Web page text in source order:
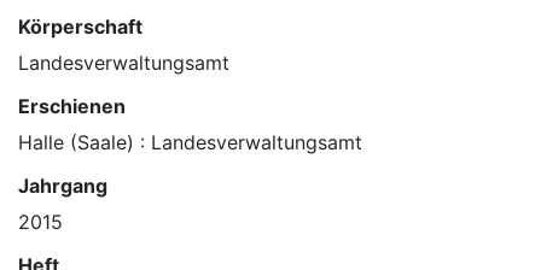
Körperschaft
Landesverwaltungsamt
Erschienen
Halle (Saale) : Landesverwaltungsamt
Jahrgang
2015